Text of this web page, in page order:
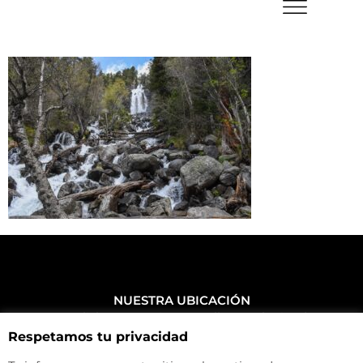
NUESTRA UBICACIÓN
Haz click aquí y mira como llegar a la tienda
CONTACTA CON NOSOTROS
+34 972 500 449
Respetamos tu privacidad